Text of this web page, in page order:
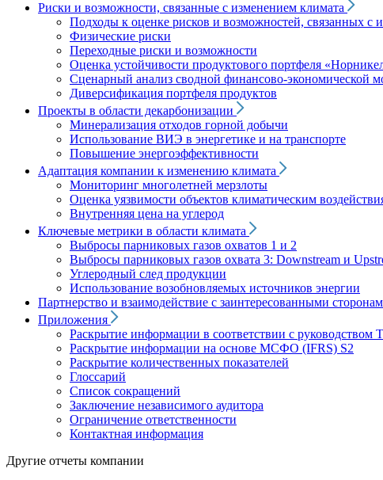
Риски и возможности, связанные с изменением климата
Подходы к оценке рисков и возможностей, связанных с
Физические риски
Переходные риски и возможности
Оценка устойчивости продуктового портфеля
Сценарный анализ сводной финансово-экономической
Диверсификация портфеля продуктов
Проекты в области декарбонизации
Минерализация отходов горной добычи
Использование ВИЭ в энергетике и на транспорте
Повышение энергоэффективности
Адаптация компании к изменению климата
Мониторинг многолетней мерзлоты
Оценка уязвимости объектов климатическим
Внутренняя цена на углерод
Ключевые метрики в области климата
Выбросы парниковых газов охватов 1 и 2
Выбросы парниковых газов охвата 3: Downstream и
Углеродный след продукции
Использование возобновляемых источников энергии
Партнерство и взаимодействие с заинтересованными
Приложения
Раскрытие информации в соответствии с руководством
Раскрытие информации на основе МСФО (IFRS) S2
Раскрытие количественных показателей
Глоссарий
Список сокращений
Заключение независимого аудитора
Ограничение ответственности
Контактная информация
Другие отчеты компании